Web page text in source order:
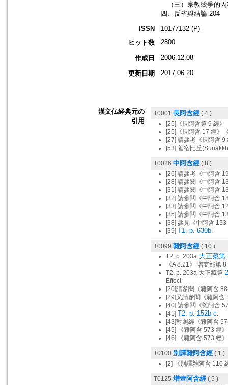
（三）宗教競爭的內
四、反省與結論 204
ISSN
10177132 (P)
ヒット数
2800
作成日 2006.12.08
更新日期 2017.06.20
漢文仏経典元の
引用
T0001 長阿含經 ( 4 )
[25]《長阿含第 9 經》
[25]《長阿含 17 經》
[27] 請參考《長阿含 9
[53] 善宿比丘
T0026 中阿含經 ( 8 )
[26] 請參考《中阿含
[28] 請參閱《中阿含
[31] 請參閱《中阿含
[32] 請參閱《中阿含
[33] 請參閱《中阿含
[35] 請參閱《中阿含
[38] 參見《中阿含
[39] T1, p. 630b.
T0099 雜阿含經 ( 10 )
T2, p. 203a 大正藏第
《A 8:21》 增支部第
T2, p. 203a 大正藏第
Effect
[20]請參閱《雜阿含
[29]又請參閱《雜阿含
[40] 請參閱《雜阿含
[41] T2, p. 152b-c.
[43]對照經《雜阿含
[45] 《雜阿含 573 經
[46] 《雜阿含 573 經
T0100 別譯雜阿含經 ( 1 )
[2] 《別譯雜阿含 110
T0125 增壹阿含經 ( 5 )